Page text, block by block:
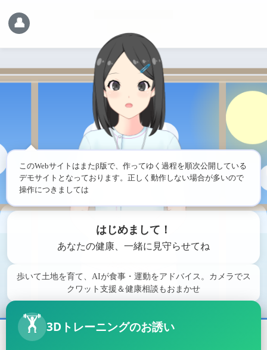
👤
このWebサイトはまたβ版で、作ってゆく過程を順次公開している
デモサイトとなっております。正しく動作しない場合が多いので
操作につきましてはご
はじめまして！
あなたの健康、一緒に見守らせてね
歩いて土地を育て、AIが食事・運動をアドバイス。カメラでス
クワット支援＆健康相談もおまかせ
🏋️ 3Dトレーニングのお誘い
🍪 Cookieとストレージの使用について